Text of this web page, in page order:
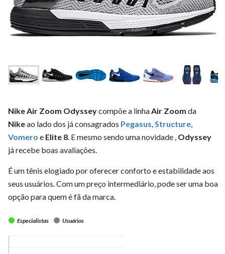
Nike Air Zoom Odysseycompõe a linhaAir Zoom da
Nikeao lado dos já consagrados Pegasus,Structure,
Vomero e Elite 8. E mesmo sendo uma novidade , Odyssey
já recebe boas avaliações.
É um tênis elogiado por oferecer conforto e estabilidade aos
seus usuários. Com um preço intermediário, pode ser uma boa
opção para quem é fã da marca.
Especialistas Usuários